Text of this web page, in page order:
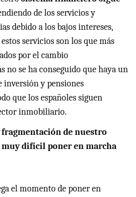
de los servicios y
debido a los bajos intereses,
servicios son los que más
por el cambio
no se ha conseguido que haya un
inversión y pensiones
que los españoles siguen
inmobiliario.
de nuestro
difícil poner en marcha
el momento de poner en